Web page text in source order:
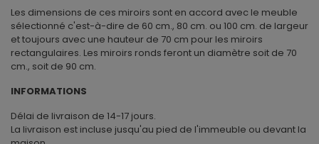
Les dimensions de ces miroirs sont en accord avec le meuble
sélectionné c'est-à-dire de 60 cm., 80 cm. ou 100 cm. de largeur
et toujours avec une hauteur de 70 cm pour les miroirs
rectangulaires. Les miroirs ronds feront un diamètre soit de 70
cm., soit de 90 cm.
INFORMATIONS
Délai de livraison de 14-17 jours.
La livraison est incluse jusqu'au pied de l'immeuble ou devant la